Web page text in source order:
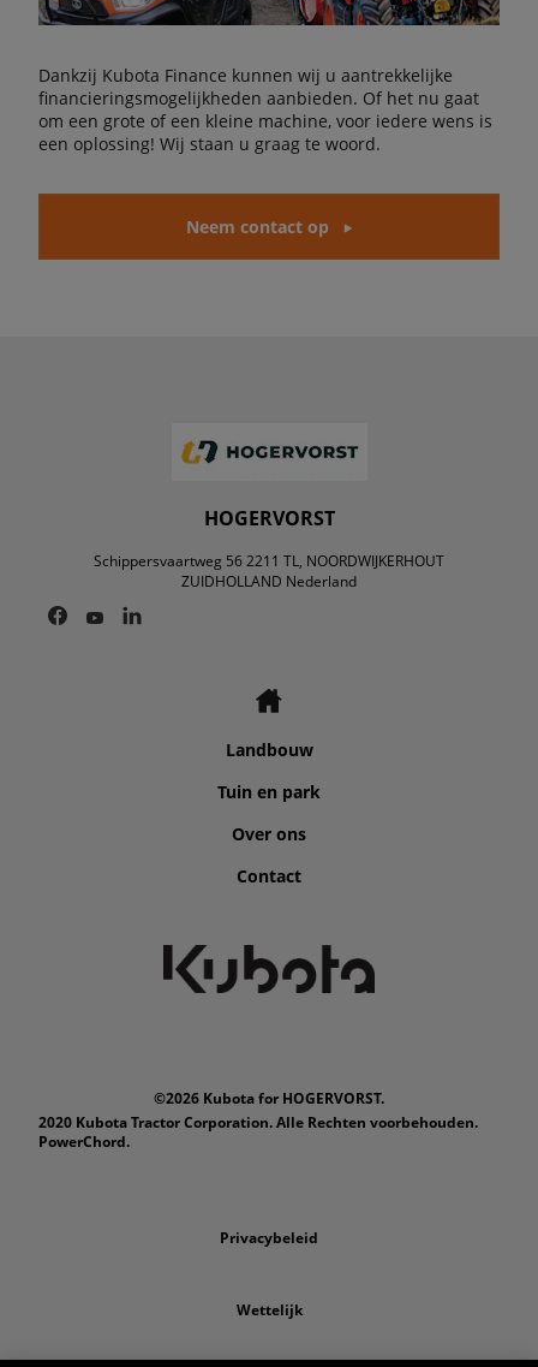
Dankzij Kubota Finance kunnen wij u aantrekkelijke
financieringsmogelijkheden aanbieden. Of het nu gaat
om een grote of een kleine machine, voor iedere wens is
een oplossing! Wij staan u graag te woord.
Neem contact op
HOGERVORST
Schippersvaartweg 56 2211 TL, NOORDWIJKERHOUT
ZUIDHOLLAND Nederland
Landbouw
Tuin en park
Over ons
Contact
©2026 Kubota for HOGERVORST.
2020 Kubota Tractor Corporation. Alle Rechten voorbehouden.
PowerChord.
Privacybeleid
Wettelijk